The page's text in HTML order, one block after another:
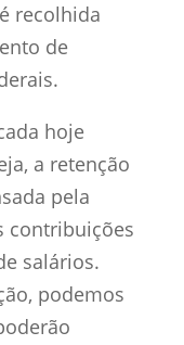
recolhida
de
hoje
a retenção
pela
contribuições
salários.
podemos